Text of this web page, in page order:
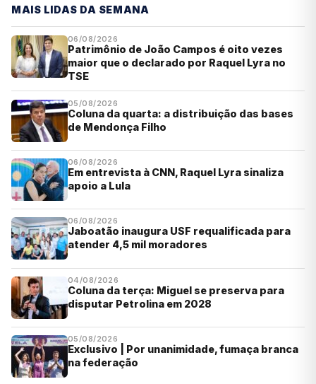
MAIS LIDAS DA SEMANA
06/08/2026
Patrimônio de João Campos é oito vezes
maior que o declarado por Raquel Lyra no
TSE
05/08/2026
Coluna da quarta: a distribuição das bases
de Mendonça Filho
06/08/2026
Em entrevista à CNN, Raquel Lyra sinaliza
apoio a Lula
06/08/2026
Jaboatão inaugura USF requalificada para
atender 4,5 mil moradores
04/08/2026
Coluna da terça: Miguel se preserva para
disputar Petrolina em 2028
05/08/2026
Exclusivo | Por unanimidade, fumaça branca
na federação